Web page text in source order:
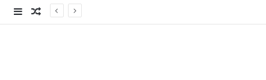
مقال